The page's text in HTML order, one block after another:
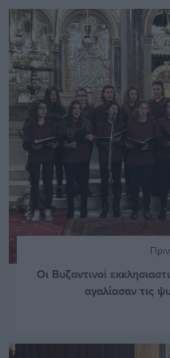
Οι Βυζαντινοί
αγαλίασαν τις